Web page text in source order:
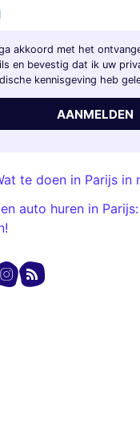
akkoord met het
en bevestig dat ik uw
kennisgeving heb
AANMELDEN
te doen in Parijs in
auto huren in